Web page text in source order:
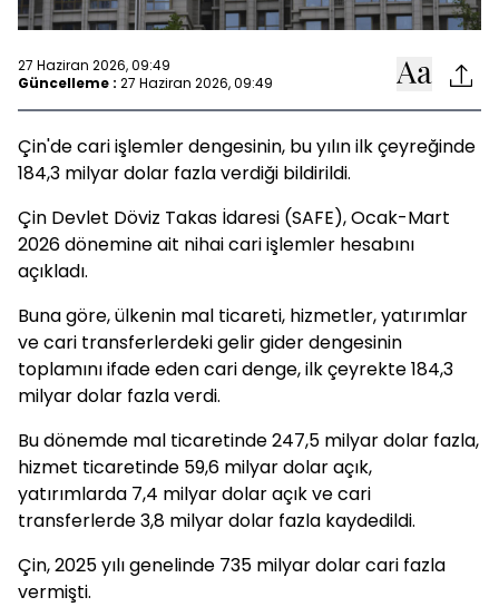
27 Haziran 2026, 09:49
Güncelleme : 27 Haziran 2026, 09:49
Çin'de cari işlemler dengesinin, bu yılın ilk çeyreğinde
184,3 milyar dolar fazla verdiği bildirildi.
Çin Devlet Döviz Takas İdaresi (SAFE), Ocak-Mart
2026 dönemine ait nihai cari işlemler hesabını
açıkladı.
Buna göre, ülkenin mal ticareti, hizmetler, yatırımlar
ve cari transferlerdeki gelir gider dengesinin
toplamını ifade eden cari denge, ilk çeyrekte 184,3
milyar dolar fazla verdi.
Bu dönemde mal ticaretinde 247,5 milyar dolar fazla,
hizmet ticaretinde 59,6 milyar dolar açık,
yatırımlarda 7,4 milyar dolar açık ve cari
transferlerde 3,8 milyar dolar fazla kaydedildi.
Çin, 2025 yılı genelinde 735 milyar dolar cari fazla
vermişti.